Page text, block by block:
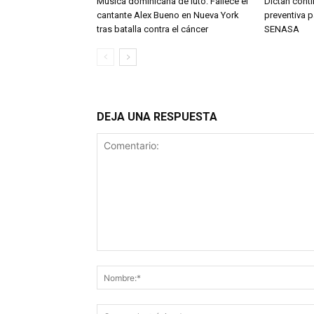
cantante Alex Bueno en Nueva York
tras batalla contra el cáncer
preventiva
SENASA
DEJA UNA RESPUESTA